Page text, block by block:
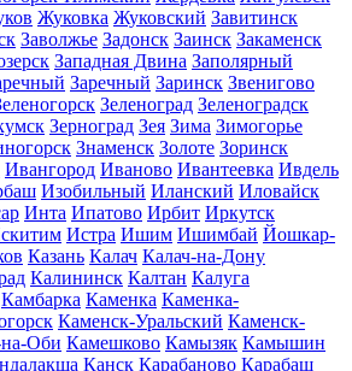
Жуковка Жуковский Завитинск
Заволжье Задонск Заинск Закаменск
Западная Двина Заполярный
Заречный Заринск Звенигово
Зеленоград Зеленоградск
Зерноград Зея Зима Зимогорье
Знаменск Золоте Зоринск
Ивангород Иваново Ивантеевка Ивдель
Изобильный Иланский Иловайск
Инта Ипатово Ирбит Иркутск
Истра Ишим Ишимбай Йошкар-
Казань Калач Калач-на-Дону
Калининск Калтан Калуга
Камбарка Каменка Каменка-
Каменск-Уральский Каменск-
Оби Камешково Камызяк Камышин
Канск Карабаново Карабаш